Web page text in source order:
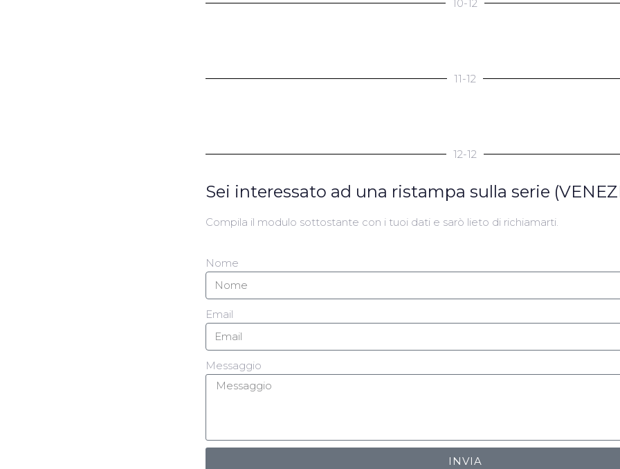
10-12
11-12
12-12
Sei interessato ad una ristampa sulla serie
Compila il modulo sottostante con i tuoi dati e sarò lieto di richiamarti.
Nome
Email
Messaggio
INVIA